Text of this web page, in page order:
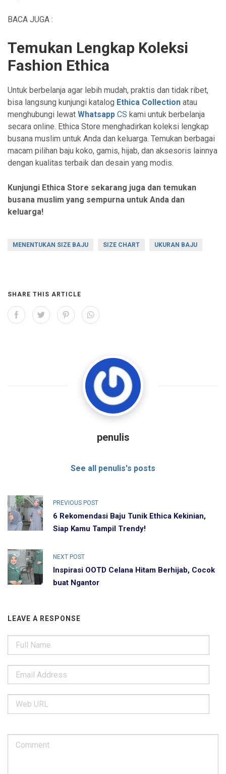
BACA JUGA :
Temukan Lengkap Koleksi
Fashion Ethica
Untuk berbelanja agar lebih mudah, praktis dan tidak ribet,
bisa langsung kunjungi katalog Ethica Collection atau
menghubungi lewat Whatsapp CS kami untuk berbelanja
secara online. Ethica Store menghadirkan koleksi lengkap
busana muslim untuk Anda dan keluarga. Temukan berbagai
macam pilihan baju koko, gamis, hijab, dan aksesoris lainnya
dengan kualitas terbaik dan desain yang modis.
Kunjungi Ethica Store sekarang juga dan temukan
busana muslim yang sempurna untuk Anda dan
keluarga!
MENENTUKAN SIZE BAJU SIZE CHART UKURAN BAJU
SHARE THIS ARTICLE
penulis
See all penulis's posts
PREVIOUS POST
6 Rekomendasi Baju Tunik Ethica Kekinian,
Siap Kamu Tampil Trendy!
NEXT POST
Inspirasi OOTD Celana Hitam Berhijab, Cocok
buat Ngantor
LEAVE A RESPONSE